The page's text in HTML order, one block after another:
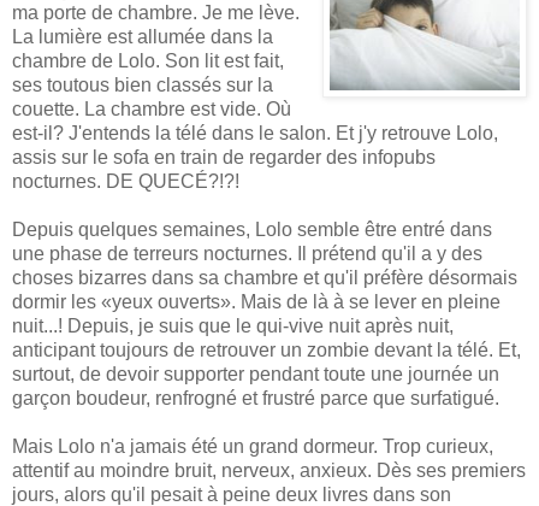
ma porte de chambre. Je me lève.
La lumière est allumée dans la
chambre de Lolo. Son lit est fait,
ses toutous bien classés sur la
couette. La chambre est vide. Où
est-il? J'entends la télé dans le salon. Et j'y retrouve Lolo,
assis sur le sofa en train de regarder des infopubs
nocturnes. DE QUECÉ?!?!
Depuis quelques semaines, Lolo semble être entré dans
une phase de terreurs nocturnes. Il prétend qu'il a y des
choses bizarres dans sa chambre et qu'il préfère désormais
dormir les «yeux ouverts». Mais de là à se lever en pleine
nuit...! Depuis, je suis que le qui-vive nuit après nuit,
anticipant toujours de retrouver un zombie devant la télé. Et,
surtout, de devoir supporter pendant toute une journée un
garçon boudeur, renfrogné et frustré parce que surfatigué.
Mais Lolo n'a jamais été un grand dormeur. Trop curieux,
attentif au moindre bruit, nerveux, anxieux. Dès ses premiers
jours, alors qu'il pesait à peine deux livres dans son